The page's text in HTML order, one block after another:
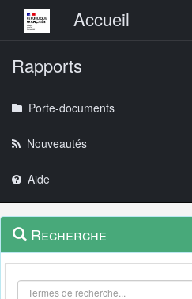
Menu principalAccueil
Rapports
Porte-documents
Nouveautés
Aide
Navigation
outils
Menu
contextuel
Recherche